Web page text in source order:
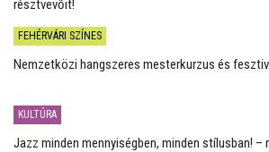
résztvevőit!
FEHÉRVÁRI SZÍNES
Nemzetközi hangszeres mesterkurzus és
KULTÚRA
Jazz minden mennyiségben, minden stílusban! –